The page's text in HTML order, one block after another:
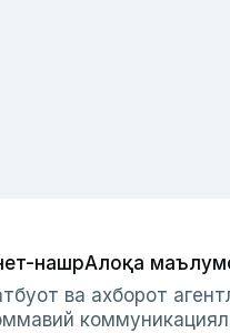
нашрАлоқа
ва ахборот